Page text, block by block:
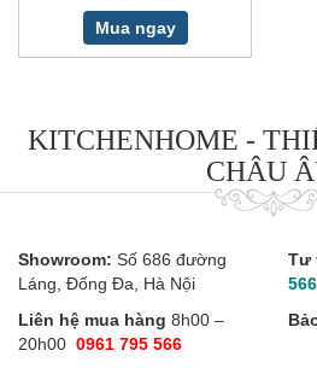
Mua ngay
KITCHENHOME -
CHÂU
Showroom: Số 686 đường
Láng, Đống Đa, Hà Nội
Liên hệ mua hàng 8h00 –
20h00 0961 795 566
Tư
566